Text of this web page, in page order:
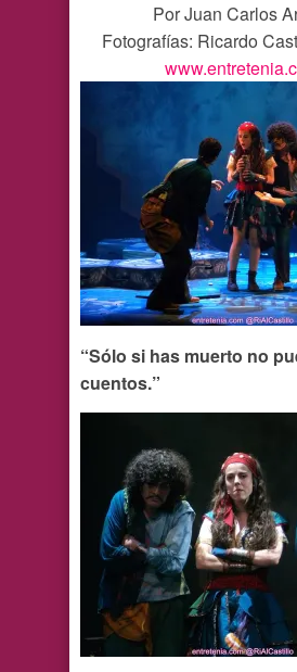
Por Juan Carlos
Fotografías: Ricardo
“Sólo si has muerto no
cuentos.”